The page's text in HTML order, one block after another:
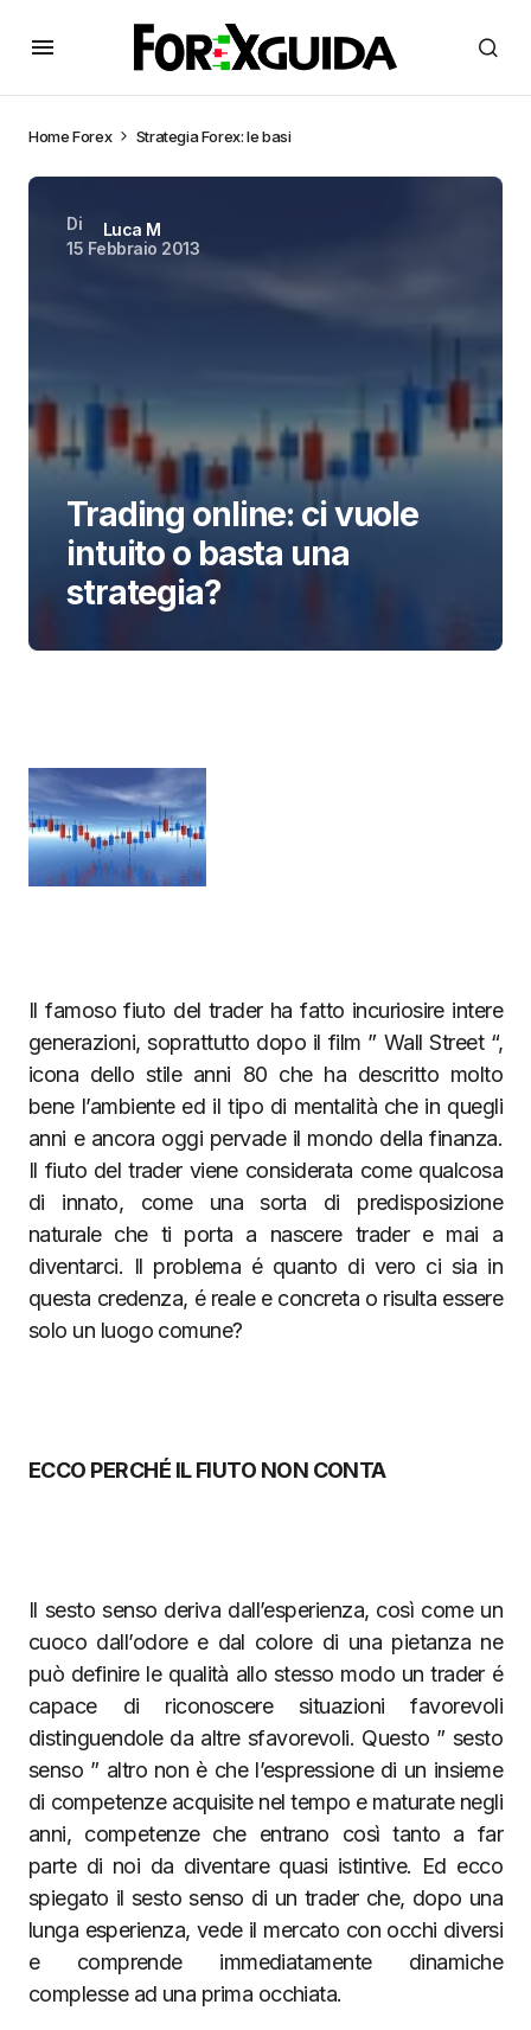
HomeForex Strategia Forex: le basi
Di
Luca M
15 Febbraio 2013
Trading online: ci vuole
intuito o basta una
strategia?
Il famoso fiuto del trader ha fatto incuriosire intere
generazioni, soprattutto dopo il film ” Wall Street “,
icona dello stile anni 80 che ha descritto molto
bene l’ambiente ed il tipo di mentalità che in quegli
anni e ancora oggi pervade il mondo della finanza.
Il fiuto del trader viene considerata come qualcosa
di innato, come una sorta di predisposizione
naturale che ti porta a nascere trader e mai a
diventarci. Il problema é quanto di vero ci sia in
questa credenza, é reale e concreta o risulta essere
solo un luogo comune?
ECCO PERCHÉ IL FIUTO NON CONTA
Il sesto senso deriva dall’esperienza, così come un
cuoco dall’odore e dal colore di una pietanza ne
può definire le qualità allo stesso modo un trader é
capace di riconoscere situazioni favorevoli
distinguendole da altre sfavorevoli. Questo ” sesto
senso ” altro non è che l’espressione di un insieme
di competenze acquisite nel tempo e maturate negli
anni, competenze che entrano così tanto a far
parte di noi da diventare quasi istintive. Ed ecco
spiegato il sesto senso di un trader che, dopo una
lunga esperienza, vede il mercato con occhi diversi
e comprende immediatamente dinamiche
complesse ad una prima occhiata.